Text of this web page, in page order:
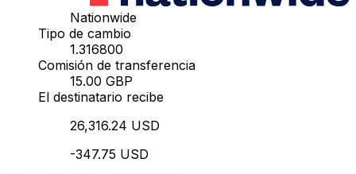
Nationwide
Tipo de cambio
1.316800
Comisión de transferencia
15.00 GBP
El destinatario recibe
26,316.24 USD
-347.75 USD